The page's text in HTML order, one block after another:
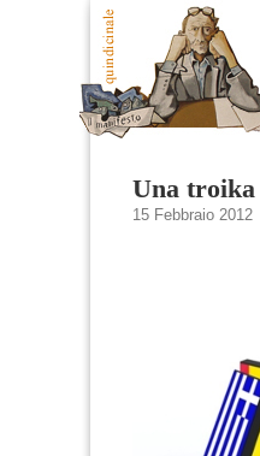
Una troika
15 Febbraio 2012